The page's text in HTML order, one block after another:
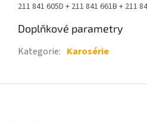
211 841 605D + 211 841 661B + 211
Doplňkové parametry
Kategorie: Karosérie